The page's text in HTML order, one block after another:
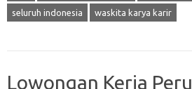
seluruh indonesia waskita karya karir
Lowongan Kerja